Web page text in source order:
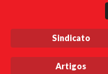
Sindicato
Artigos